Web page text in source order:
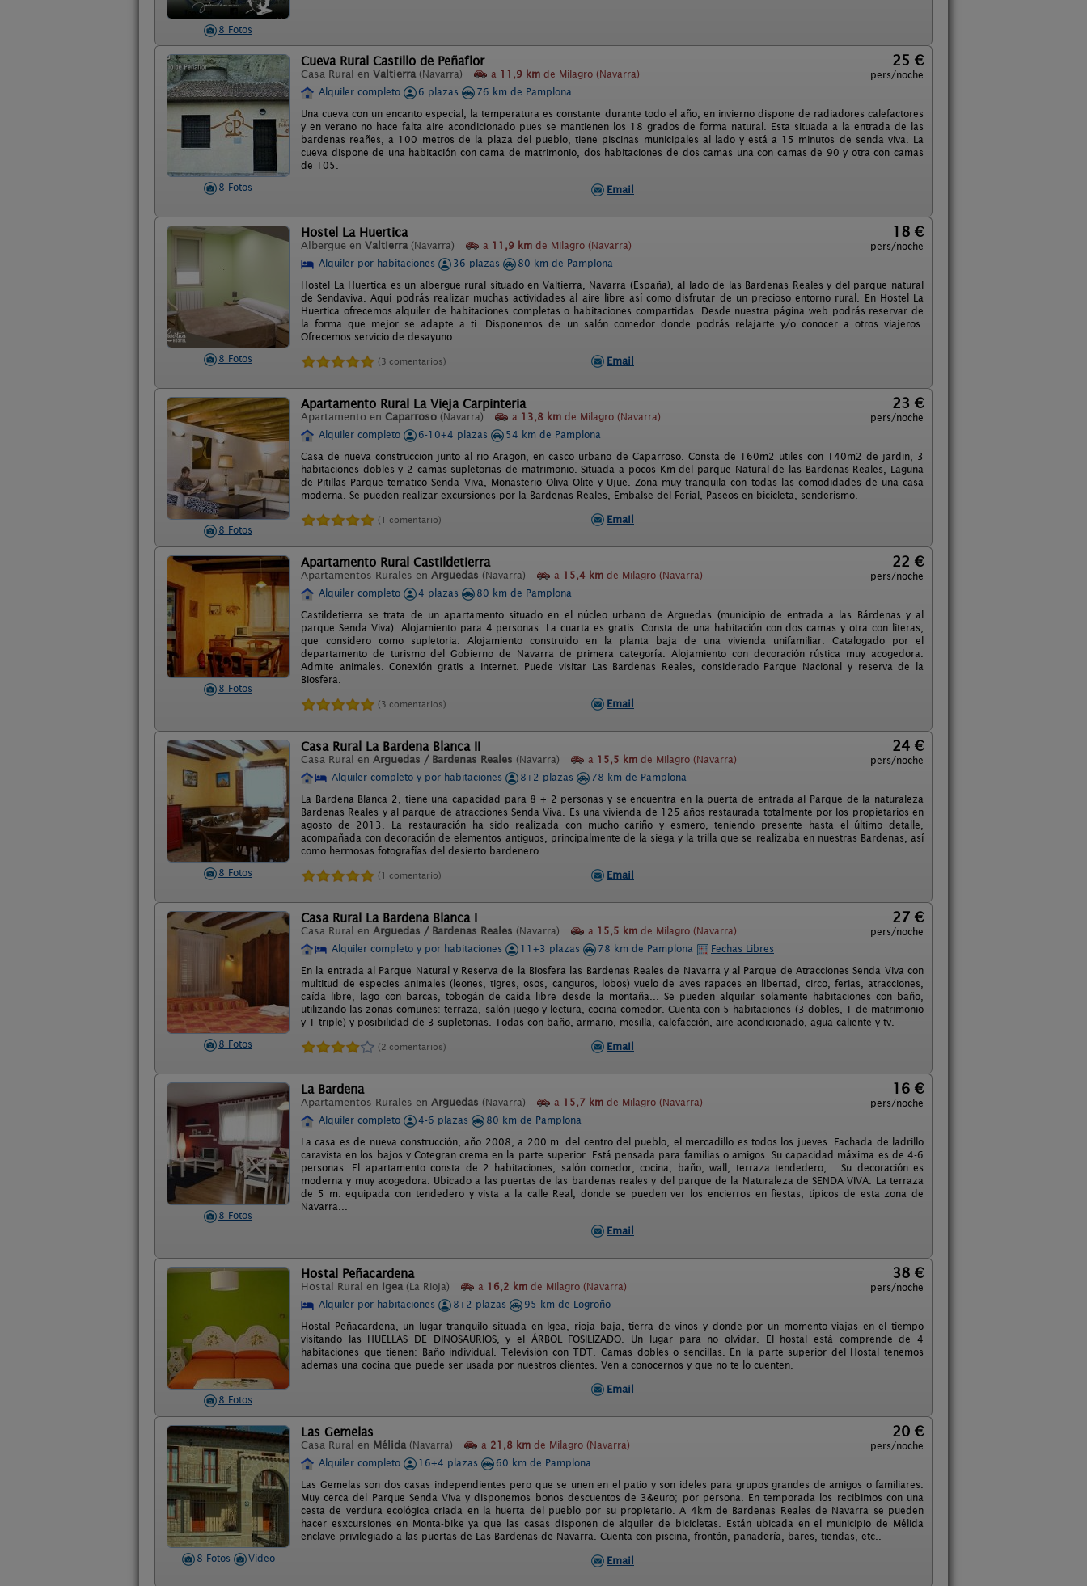
8 Fotos
8 Fotos
Cueva Rural Castillo de Peñaflor
Casa Rural en Valtierra (Navarra) a 11,9 km de Milagro (Navarra)
25 €
pers/noche
Alquiler completo
6 plazas
76 km de Pamplona
Una cueva con un encanto especial, la temperatura es constante durante todo el año, en invierno dispone de radiadores calefactores
y en verano no hace falta aire acondicionado pues se mantienen los 18 grados de forma natural. Esta situada a la entrada de las
bardenas reañes, a 100 metros de la plaza del pueblo, tiene piscinas municipales al lado y está a 15 minutos de senda viva. La
cueva dispone de una habitación con cama de matrimonio, dos habitaciones de dos camas una con camas de 90 y otra con camas
de 105.
Email
8 Fotos
Hostel La Huertica
Albergue en Valtierra (Navarra) a 11,9 km de Milagro (Navarra)
18 €
pers/noche
Alquiler por habitaciones
36 plazas
80 km de Pamplona
Hostel La Huertica es un albergue rural situado en Valtierra, Navarra (España), al lado de las Bardenas Reales y del parque natural
de Sendaviva. Aquí podrás realizar muchas actividades al aire libre así como disfrutar de un precioso entorno rural. En Hostel La
Huertica ofrecemos alquiler de habitaciones completas o habitaciones compartidas. Desde nuestra página web podrás reservar de
la forma que mejor se adapte a ti. Disponemos de un salón comedor donde podrás relajarte y/o conocer a otros viajeros.
Ofrecemos servicio de desayuno.
(3 comentarios) Email
8 Fotos
Apartamento Rural La Vieja Carpinteria
Apartamento en Caparroso (Navarra) a 13,8 km de Milagro (Navarra)
23 €
pers/noche
Alquiler completo
6-10+4 plazas
54 km de Pamplona
Casa de nueva construccion junto al rio Aragon, en casco urbano de Caparroso. Consta de 160m2 utiles con 140m2 de jardin, 3
habitaciones dobles y 2 camas supletorias de matrimonio. Situada a pocos Km del parque Natural de las Bardenas Reales, Laguna
de Pitillas Parque tematico Senda Viva, Monasterio Oliva Olite y Ujue. Zona muy tranquila con todas las comodidades de una casa
moderna. Se pueden realizar excursiones por la Bardenas Reales, Embalse del Ferial, Paseos en bicicleta, senderismo.
(1 comentario) Email
8 Fotos
Apartamento Rural Castildetierra
Apartamentos Rurales en Arguedas (Navarra) a 15,4 km de Milagro (Navarra)
22 €
pers/noche
Alquiler completo
4 plazas
80 km de Pamplona
Castildetierra se trata de un apartamento situado en el núcleo urbano de Arguedas (municipio de entrada a las Bárdenas y al
parque Senda Viva). Alojamiento para 4 personas. La cuarta es gratis. Consta de una habitación con dos camas y otra con literas,
que considero como supletoria. Alojamiento construido en la planta baja de una vivienda unifamiliar. Catalogado por el
departamento de turismo del Gobierno de Navarra de primera categoría. Alojamiento con decoración rústica muy acogedora.
Admite animales. Conexión gratis a internet. Puede visitar Las Bardenas Reales, considerado Parque Nacional y reserva de la
Biosfera.
(3 comentarios) Email
8 Fotos
Casa Rural La Bardena Blanca II
Casa Rural en Arguedas / Bardenas Reales (Navarra) a 15,5 km de Milagro (Navarra)
24 €
pers/noche
Alquiler completo y por habitaciones
8+2 plazas
78 km de Pamplona
La Bardena Blanca 2, tiene una capacidad para 8 + 2 personas y se encuentra en la puerta de entrada al Parque de la naturaleza
Bardenas Reales y al parque de atracciones Senda Viva. Es una vivienda de 125 años restaurada totalmente por los propietarios en
agosto de 2013. La restauración ha sido realizada con mucho cariño y esmero, teniendo presente hasta el último detalle,
acompañada con decoración de elementos antiguos, principalmente de la siega y la trilla que se realizaba en nuestras Bardenas, así
como hermosas fotografías del desierto bardenero.
(1 comentario) Email
8 Fotos
Casa Rural La Bardena Blanca I
Casa Rural en Arguedas / Bardenas Reales (Navarra) a 15,5 km de Milagro (Navarra)
27 €
pers/noche
Alquiler completo y por habitaciones
11+3 plazas 78 km de Pamplona
Fechas Libres
En la entrada al Parque Natural y Reserva de la Biosfera las Bardenas Reales de Navarra y al Parque de Atracciones Senda Viva con
multitud de especies animales (leones, tigres, osos, canguros, lobos) vuelo de aves rapaces en libertad, circo, ferias, atracciones,
caída libre, lago con barcas, tobogán de caída libre desde la montaña... Se pueden alquilar solamente habitaciones con baño,
utilizando las zonas comunes: terraza, salón juego y lectura, cocina-comedor. Cuenta con 5 habitaciones (3 dobles, 1 de matrimonio
y 1 triple) y posibilidad de 3 supletorias. Todas con baño, armario, mesilla, calefacción, aire acondicionado, agua caliente y tv.
(2 comentarios) Email
8 Fotos
La Bardena
Apartamentos Rurales en Arguedas (Navarra) a 15,7 km de Milagro (Navarra)
16 €
pers/noche
Alquiler completo
4-6 plazas
80 km de Pamplona
La casa es de nueva construcción, año 2008, a 200 m. del centro del pueblo, el mercadillo es todos los jueves. Fachada de ladrillo
caravista en los bajos y Cotegran crema en la parte superior. Está pensada para familias o amigos. Su capacidad máxima es de 4-6
personas. El apartamento consta de 2 habitaciones, salón comedor, cocina, baño, wall, terraza tendedero,... Su decoración es
moderna y muy acogedora. Ubicado a las puertas de las bardenas reales y del parque de la Naturaleza de SENDA VIVA. La terraza
de 5 m. equipada con tendedero y vista a la calle Real, donde se pueden ver los encierros en fiestas, típicos de esta zona de
Navarra...
Email
8 Fotos
Hostal Peñacardena
Hostal Rural en Igea (La Rioja) a 16,2 km de Milagro (Navarra)
38 €
pers/noche
Alquiler por habitaciones
8+2 plazas
95 km de Logroño
Hostal Peñacardena, un lugar tranquilo situada en Igea, rioja baja, tierra de vinos y donde por un momento viajas en el tiempo
visitando las HUELLAS DE DINOSAURIOS, y el ÁRBOL FOSILIZADO. Un lugar para no olvidar. El hostal está comprende de 4
habitaciones que tienen: Baño individual. Televisión con TDT. Camas dobles o sencillas. En la parte superior del Hostal tenemos
ademas una cocina que puede ser usada por nuestros clientes. Ven a conocernos y que no te lo cuenten.
Email
8 Fotos Video
Las Gemelas
Casa Rural en Mélida (Navarra) a 21,8 km de Milagro (Navarra)
20 €
pers/noche
Alquiler completo
16+4 plazas
60 km de Pamplona
Las Gemelas son dos casas independientes pero que se unen en el patio y son ideles para grupos grandes de amigos o familiares.
Muy cerca del Parque Senda Viva y disponemos bonos descuentos de 3&euro; por persona. En temporada los recibimos con una
cesta de verdura ecológica criada en la huerta del pueblo por su propietario. A 4km de Bardenas Reales de Navarra se pueden
hacer esxcursiones en Monta-bike ya que las casas disponen de alquiler de bicicletas. Están ubicada en el municipio de Mélida
enclave privilegiado a las puertas de Las Bardenas de Navarra. Cuenta con piscina, frontón, panadería, bares, tiendas, etc..
Email